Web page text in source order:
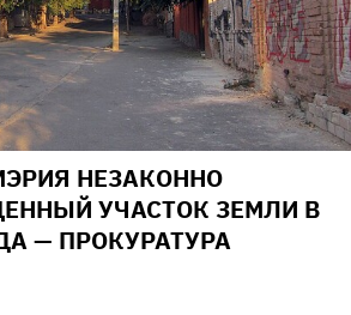
НЕЗАКОННО
УЧАСТОК ЗЕМЛИ В
— ПРОКУРАТУРА